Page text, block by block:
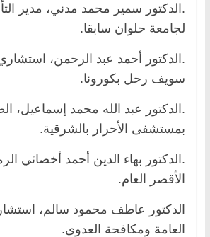
.الدكتور سمير محمد مدني، مدير
لجامعة حلوان سابقا.
.الدكتور أحمد عبد الرحمن،
سويف رحل بكورونا.
.الدكتور عبد الله محمد إسماعيل،
بمستشفى الأحرار بالشرقية.
.الدكتور بهاء الدين أحمد أخصائي
الأقصر العام.
الدكتور عاطف محمود سالم،
العامة ومكافحة العدوى.